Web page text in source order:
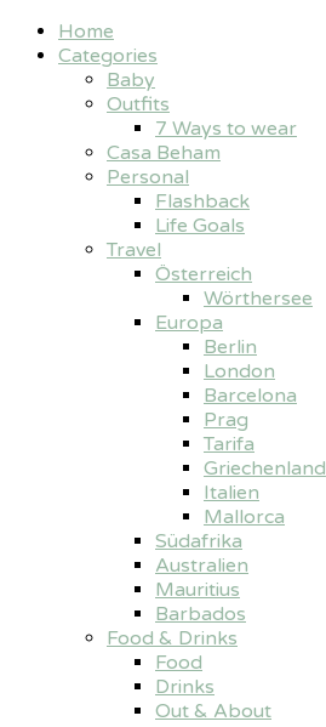
Home
Categories
Baby
Outfits
7 Ways to wear
Casa Beham
Personal
Flashback
Life Goals
Travel
Österreich
Wörthersee
Europa
Berlin
London
Barcelona
Prag
Tarifa
Griechenland
Italien
Mallorca
Südafrika
Australien
Mauritius
Barbados
Food & Drinks
Food
Drinks
Out & About